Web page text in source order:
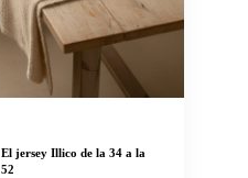
El jersey Illico de la 34 a la
52